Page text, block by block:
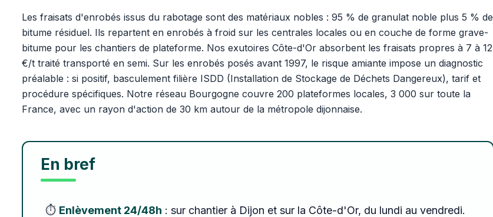
Les fraisats d'enrobés issus du rabotage sont des matériaux nobles : 95 % de granulat noble plus 5 % de
bitume résiduel. Ils repartent en enrobés à froid sur les centrales locales ou en couche de forme grave-
bitume pour les chantiers de plateforme. Nos exutoires Côte-d'Or absorbent les fraisats propres à 7 à 12
€/t traité transporté en semi. Sur les enrobés posés avant 1997, le risque amiante impose un diagnostic
préalable : si positif, basculement filière ISDD (Installation de Stockage de Déchets Dangereux), tarif et
procédure spécifiques. Notre réseau Bourgogne couvre 200 plateformes locales, 3 000 sur toute la
France, avec un rayon d'action de 30 km autour de la métropole dijonnaise.
En bref
⏱️ Enlèvement 24/48h : sur chantier à Dijon et sur la Côte-d'Or, du lundi au vendredi.